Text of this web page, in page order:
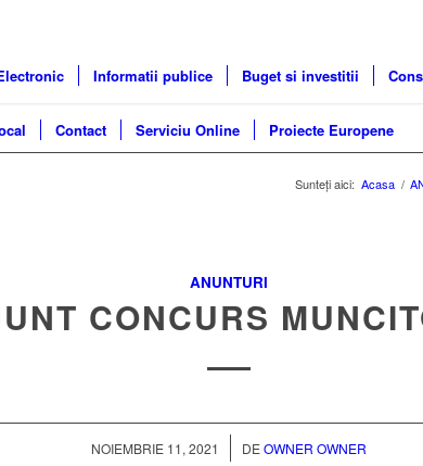
Informatii publice Buget si investitii
Contact Serviciu Online Proiecte Europene
Sunteți aici: Acasa /
ANUNTURI
CONCURS
NOIEMBRIE 11, 2021
/ DEOWNER OWNER